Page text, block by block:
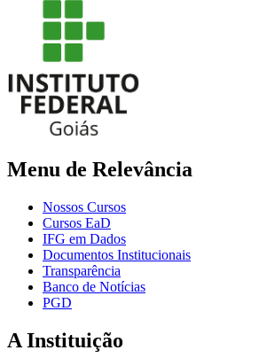
Menu de Relevância
Nossos Cursos
Cursos EaD
IFG em Dados
Documentos Institucionais
Transparência
Banco de Notícias
PGD
A Instituição